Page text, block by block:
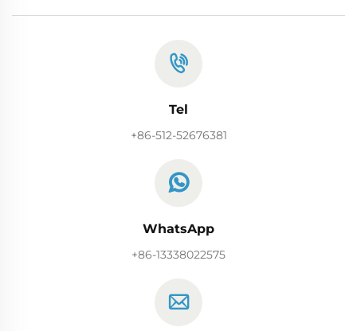
Tel
+86-512-52676381
WhatsApp
+86-13338022575